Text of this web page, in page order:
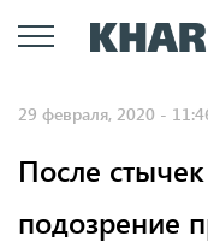
29 февраля, 2020 -
После
подозрение